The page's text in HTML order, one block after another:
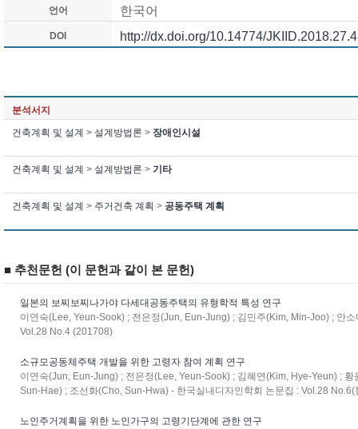
언어 한국어
DOI http://dx.doi.org/10.14774/
분석서지
건축계획 및 설계 > 설계방법론 > 장애인시설
건축계획 및 설계 > 설계방법론 > 기타
건축계획 및 설계 > 주거건축 계획 > 공동주택 계획
■ 추천문헌 (이 문헌과 같이 본 문헌)
일본의 보찌보찌나가야 다세대공동주택의 유형학적 특성 연구
이연숙(Lee, Yeun-Sook) ; 전은정(Jun, Eun-Jung) ; 김민주(Kim, Min-Joo) ; 안
Vol.28 No.4 (201708)
소규모공동체주택 개발을 위한 고령자 참여 계획 연구
이연숙(Jun, Eun-Jung) ; 전은정(Lee, Yeun-Sook) ; 김혜연(Kim, Hye-Yeun) ;
Sun-Hae) ; 조선화(Cho, Sun-Hwa) - 한국실내디자인학회 논문집 : Vol.28
노인주거계획을 위한 노인가구의 고령기단계에 관한 연구